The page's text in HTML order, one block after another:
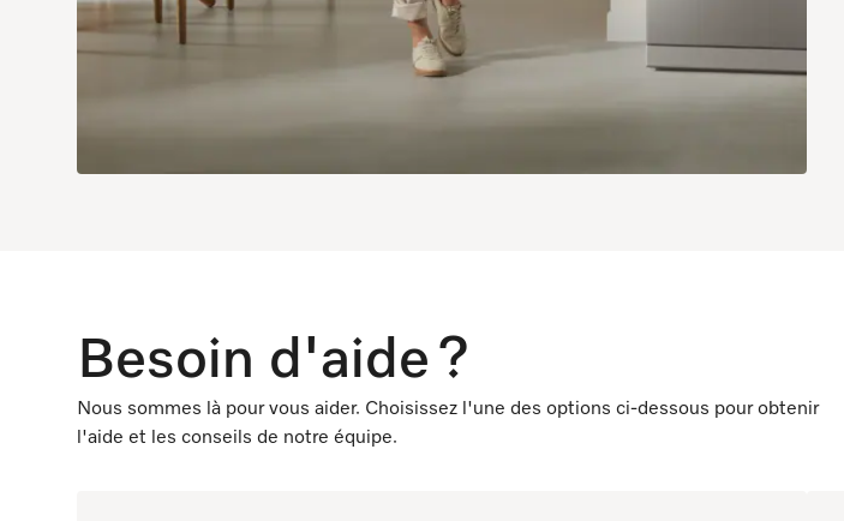
Besoin d'aide ?
Nous sommes là pour vous aider. Choisissez l'une des options ci-dessous pour obtenir
l'aide et les conseils de notre équipe.